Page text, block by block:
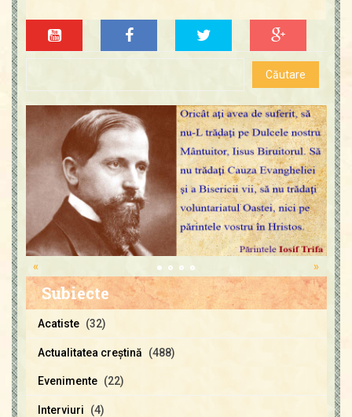
»
«
Subiecte
Acatiste (32)
Actualitatea creştină (488)
Evenimente (22)
Interviuri (4)